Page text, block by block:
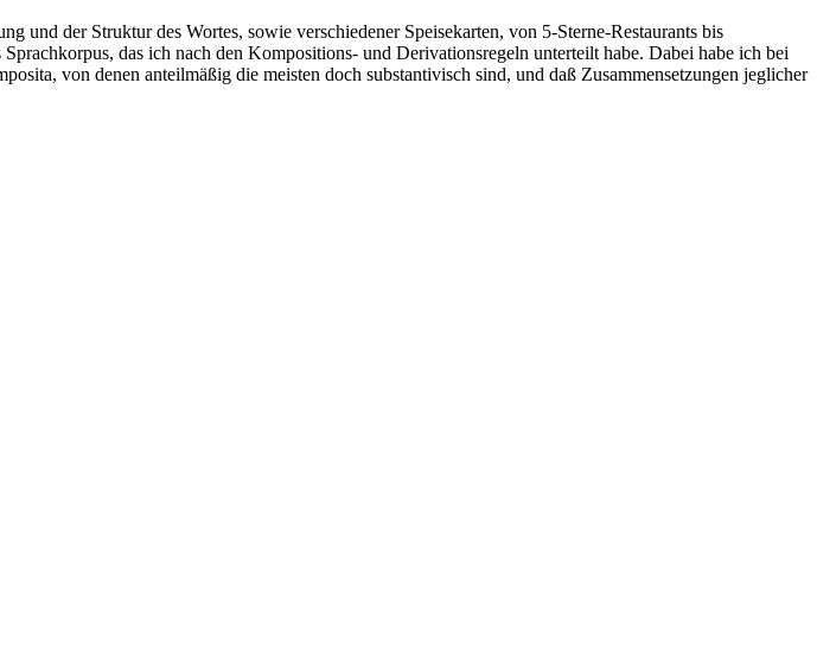
der Struktur des Wortes, sowie verschiedener Speisekarten, von 5-Sterne-Restaurants bis
das ich nach den Kompositions- und Derivationsregeln unterteilt habe. Dabei habe ich bei
von denen anteilmäßig die meisten doch substantivisch sind, und daß Zusammensetzungen jeglicher